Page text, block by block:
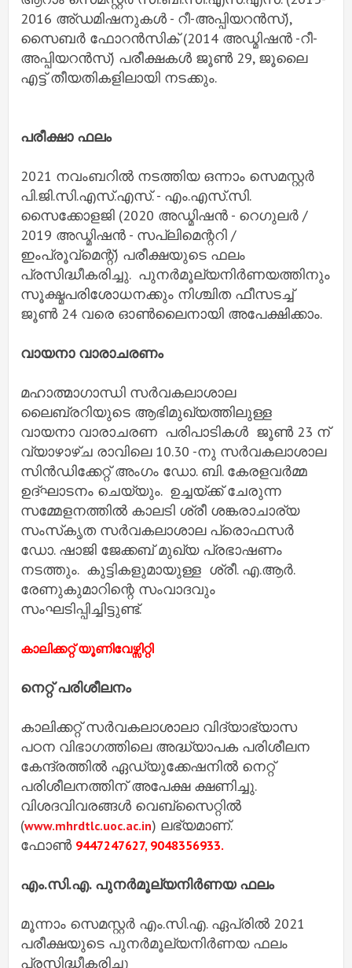
2016 അ്ഡമിഷനുകൾ - റീ-അപ്പിയറൻസ്),
സൈബർ ഫോറൻസിക് (2014 അഡ്മിഷൻ -റീ-
അപ്പിയറൻസ്) പരീക്ഷകൾ ജൂൺ 29, ജൂലൈ
എട്ട് തീയതികളിലായി നടക്കും.
പരീക്ഷാ ഫലം
2021 നവംബറിൽ നടത്തിയ ഒന്നാം സെമസ്റ്റർ
പി.ജി.സി.എസ്.എസ്. - എം.എസ്.സി.
സൈക്കോളജി (2020 അഡ്മിഷൻ - റെഗുലർ /
2019 അഡ്മിഷൻ - സപ്ലിമെന്ററി /
ഇംപ്രൂവ്‌മെന്റ്) പരീക്ഷയുടെ ഫലം
പ്രസിദ്ധീകരിച്ചു. പുനർമൂല്യനിർണയത്തിനും
സൂക്ഷ്മപരിശോധനക്കും നിശ്ചിത ഫീസടച്ച്
ജൂൺ 24 വരെ ഓൺലൈനായി അപേക്ഷിക്കാം.
വായനാ വാരാചരണം
മഹാത്മാഗാന്ധി സർവകലാശാല
ലൈബ്രറിയുടെ ആഭിമുഖ്യത്തിലുള്ള
വായനാ വാരാചരണ പരിപാടികൾ ജൂൺ 23 ന്
വ്യാഴാഴ്ച രാവിലെ 10.30 -നു സർവകലാശാല
സിൻഡിക്കേറ്റ് അംഗം ഡോ. ബി. കേരളവർമ്മ
ഉദ്ഘാടനം ചെയ്യും. ഉച്ചയ്ക്ക് ചേരുന്ന
സമ്മേളനത്തിൽ കാലടി ശ്രീ ശങ്കരാചാര്യ
സംസ്‌കൃത സർവകലാശാല പ്രൊഫസർ
ഡോ. ഷാജി ജേക്കബ് മുഖ്യ പ്രഭാഷണം
നടത്തും. കുട്ടികളുമായുള്ള ശ്രീ. എ.ആർ.
രേണുകുമാറിന്റെ സംവാദവും
സംഘടിപ്പിച്ചിട്ടുണ്ട്.
കാലിക്കറ്റ് യൂണിവേഴ്സിറ്റി
നെറ്റ് പരിശീലനം
കാലിക്കറ്റ് സര്‍വകലാശാലാ വിദ്യാഭ്യാസ
പഠന വിഭാഗത്തിലെ അദ്ധ്യാപക പരിശീലന
കേന്ദ്രത്തില്‍ ഏഡ്യുക്കേഷനില്‍ നെറ്റ്
പരിശീലനത്തിന് അപേക്ഷ ക്ഷണിച്ചു.
വിശദവിവരങ്ങള്‍ വെബ്‌സൈറ്റില്‍
(www.mhrdtlc.uoc.ac.in) ലഭ്യമാണ്.
ഫോണ്‍ 9447247627, 9048356933.
എം.സി.എ. പുനര്‍മൂല്യനിര്‍ണയ ഫലം
മൂന്നാം സെമസ്റ്റര്‍ എം.സി.എ. ഏപ്രില്‍ 2021
പരീക്ഷയുടെ പുനര്‍മൂല്യനിര്‍ണയ ഫലം
പ്രസിദ്ധീകരിച്ചു